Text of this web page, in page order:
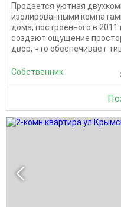
Продается уютная
изолированными
дома, построенного в
создают ощущение
двор, что обеспечивает
Собственник